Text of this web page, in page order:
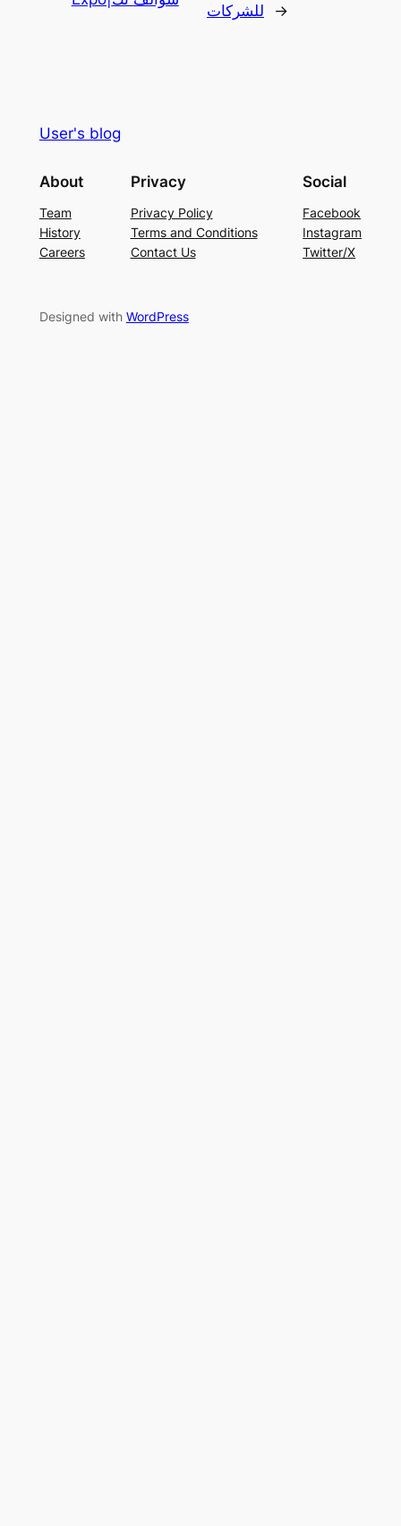
للشركات →
User's blog
About
Team
History
Careers
Privacy
Privacy Policy
Terms and Conditions
Contact Us
Social
Facebook
Instagram
Twitter/X
Designed with WordPress